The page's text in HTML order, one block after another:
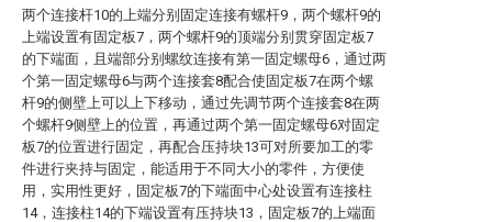
两个连接杆10的上端分别固定连接有螺杆9，两个螺杆9的
上端设置有固定板7，两个螺杆9的顶端分别贯穿固定板7
的下端面，且端部分别螺纹连接有第一固定螺母6，通过两
个第一固定螺母6与两个连接套8配合使固定板7在两个螺
杆9的侧壁上可以上下移动，通过先调节两个连接套8在两
个螺杆9侧壁上的位置，再通过两个第一固定螺母6对固定
板7的位置进行固定，再配合压持块13可对所要加工的零
件进行夹持与固定，能适用于不同大小的零件，方便使
用，实用性更好，固定板7的下端面中心处设置有连接柱
14，连接柱14的下端设置有压持块13，固定板7的上端面